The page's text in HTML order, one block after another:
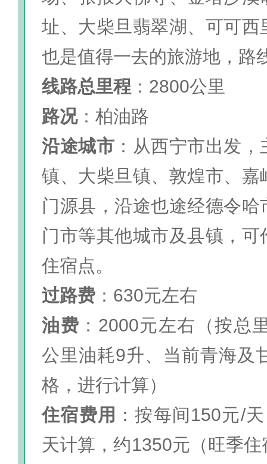
址、大柴旦翡翠湖、可可西
也是值得一去的旅游地，路
线路总里程 ：2800公里
路况：柏油路
沿途城市 ：从西宁市出发
镇、大柴旦镇、敦煌市、嘉
门源县，沿途也途经德令
门市等其他城市及县镇，
住宿点。
过路费 ：630元左右
油费 ：2000元左右（按总
公里油耗9升、当前青海及
格，进行计算）
住宿费用 ：按每间150元/
天计算，约1350元（旺季